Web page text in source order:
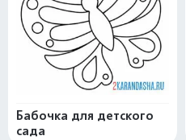
Бабочка для детского
сада